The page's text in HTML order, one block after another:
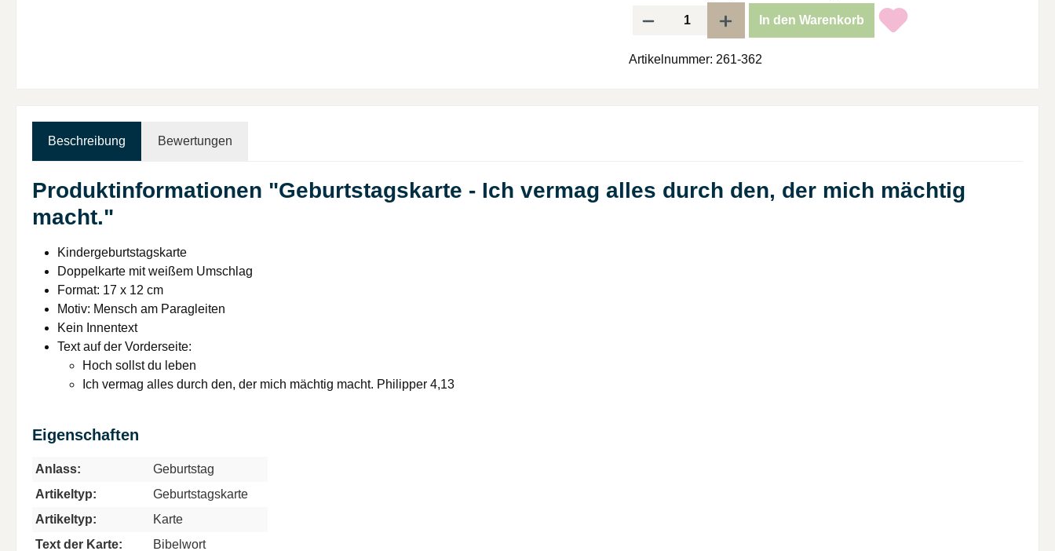
Produkt Anzahl: Gib den gewünschten Wert ein oder benutze die Schaltflächen um
In den Warenkorb
Artikelnummer: 261-362
Beschreibung Bewertungen
Produktinformationen "Geburtstagskarte - Ich vermag alles durch den, der mich mächtig
macht."
Kindergeburtstagskarte
Doppelkarte mit weißem Umschlag
Format: 17 x 12 cm
Motiv: Mensch am Paragleiten
Kein Innentext
Text auf der Vorderseite:
Hoch sollst du leben
Ich vermag alles durch den, der mich mächtig macht. Philipper 4,13
Eigenschaften
Anlass:
Geburtstag
Artikeltyp:
Geburtstagskarte
Artikeltyp:
Karte
Text der Karte:
Bibelwort